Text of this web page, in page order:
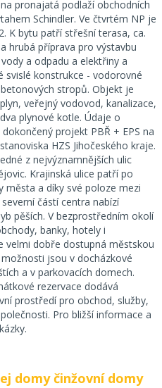
pronajatá podlaží obchodních
Schindler. Ve čtvrtém NP je
K bytu patří střešní terasa, ca.
hrubá příprava pro výstavbu
a odpadu a elektřiny a
svislé konstrukce - vodorovné
stropů. Objekt je
veřejný vodovod, kanalizace,
plynové kotle. Údaje o
projekt PBŘ + EPS na
HZS Jihočeského kraje.
z nejvýznamnějších ulic
Krajinská ulice patří po
města a díky své poloze mezi
částí centra nabízí
pěších. V bezprostředním okolí
banky, hotely i
velmi dobře dostupná městskou
jsou v docházkové
a v parkovacích domech.
rezervace dodává
prostředí pro obchod, služby,
Pro bližší informace a
domy činžovní domy